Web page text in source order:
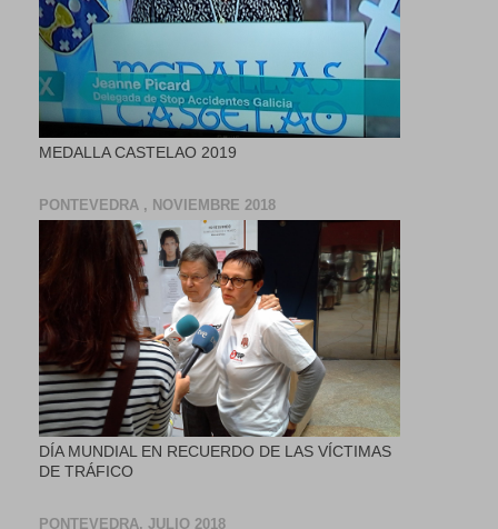
MEDALLA CASTELAO 2019
PONTEVEDRA , NOVIEMBRE 2018
DÍA MUNDIAL EN RECUERDO DE LAS VÍCTIMAS
DE TRÁFICO
PONTEVEDRA, JULIO 2018